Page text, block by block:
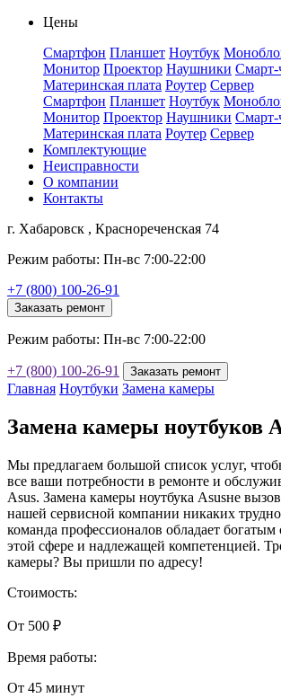
Цены
Смартфон Планшет Ноутбук
Монитор Проектор Наушники Смарт-
Материнская плата Роутер Сервер
Смартфон Планшет Ноутбук
Монитор Проектор Наушники Смарт-
Материнская плата Роутер Сервер
Комплектующие
Неисправности
О компании
Контакты
г. Хабаровск , Краснореченская 74
Режим работы: Пн-вс 7:00-22:00
+7 (800) 100-26-91
Заказать ремонт
Режим работы: Пн-вс 7:00-22:00
+7 (800) 100-26-91 Заказать ремонт
Главная Ноутбуки Замена камеры
Замена камеры ноутбуков
Мы предлагаем большой список услуг,
все ваши потребности в ремонте и
Asus. Замена камеры ноутбука Asusне
нашей сервисной компании никаких
команда профессионалов обладает
этой сфере и надлежащей компетенцией.
камеры? Вы пришли по адресу!
Стоимость:
От 500 ₽
Время работы:
От 45 минут